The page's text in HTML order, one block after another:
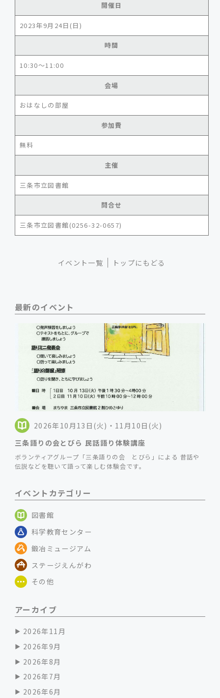
開催日
2023年9月24日(日)
時間
10:30～11:00
会場
おはなしの部屋
参加費
無料
主催
三条市立図書館
問合せ
三条市立図書館(0256-32-0657)
イベント一覧 トップにもどる
最新のイベント
2026年10月13日(火)・11月10日(火)
三条語りの会とびら 民話語り体験講座
ボランティアグループ「三条語りの会 とびら」による 昔話や
伝説などを聴いて語って楽しむ体験会です。
イベントカテゴリー
図書館
科学教育センター
鍛冶ミュージアム
ステージえんがわ
その他
アーカイブ
2026年11月
2026年9月
2026年8月
2026年7月
2026年6月